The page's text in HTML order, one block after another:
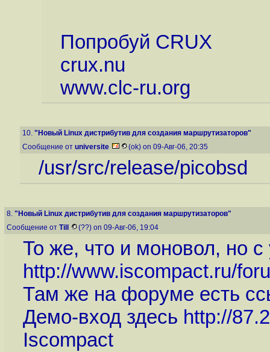
Попробуй CRUX
crux.nu
www.clc-ru.org
10. "Новый Linux дистрибутив для создания маршрутизаторов"
Сообщение от universite (ok) on 09-Авг-06, 20:35
/usr/src/release/picobsd
8. "Новый Linux дистрибутив для создания маршрутизаторов"
Сообщение от Till (??) on 09-Авг-06, 19:04
То же, что и моновол, но
http://www.iscompact.ru/
Там же на форуме есть
Демо-вход здесь http://
Iscompact